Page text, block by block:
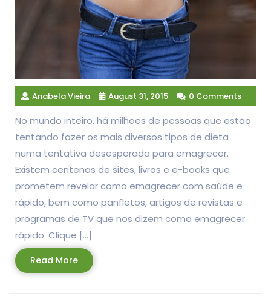
Anabela Vieira August 31, 2015 0 Comments
No mundo inteiro, há milhões de pessoas que estão
tentando fazer os mais diversos tipos de dieta
numa tentativa desesperada para emagrecer.
Existem centenas de sites, livros e e-books que
prometem revelar como emagrecer com saúde e
rápido, bem como panfletos, artigos de revistas e
programas de TV que nos dizem como emagrecer
rápido. Clique […]
Read MoreRead
More